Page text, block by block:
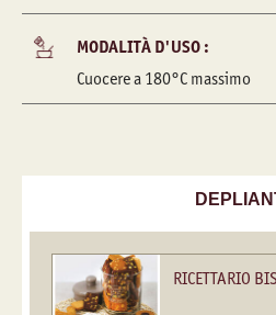
MODALITÀ D'USO :
Cuocere a 180°C massimo
RICETTARIO